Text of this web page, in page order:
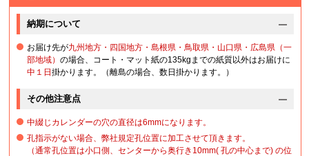
納期について
お届け先が九州地方・四国地方・島根県・鳥取県・山口県・広島県（一
部地域）の場合、コート・マット紙の135kgまでの紙質以外はお届けに
中１日掛かります。（離島の場合、数日掛かります。）
その他注意点
中綴じカレンダーの穴の直径は6mmになります。
孔指示がない場合、弊社規定孔位置に加工させて頂きます。
（通常孔位置は小口側、センターから奥行き10mm( 孔の中心まで) の位